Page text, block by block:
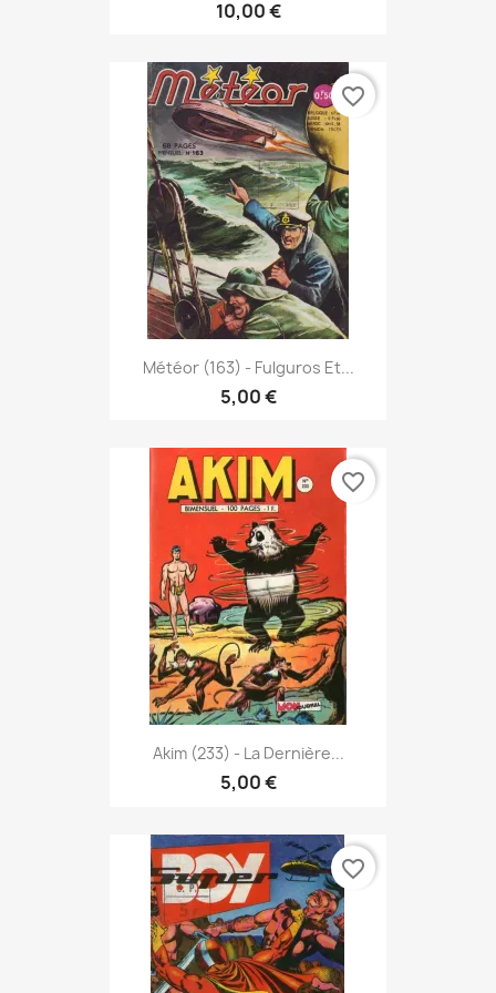
10,00 €
Météor (163) - Fulguros Et...
5,00 €
favorite_border
Akim (233) - La Dernière...
5,00 €
favorite_border
favorite_border